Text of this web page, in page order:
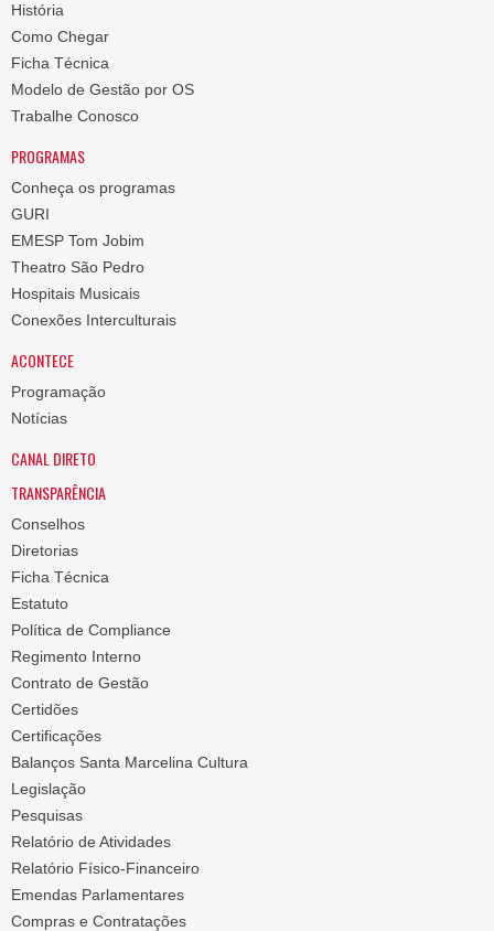
História
Como Chegar
Ficha Técnica
Modelo de Gestão por OS
Trabalhe Conosco
PROGRAMAS
Conheça os programas
GURI
EMESP Tom Jobim
Theatro São Pedro
Hospitais Musicais
Conexões Interculturais
ACONTECE
Programação
Notícias
CANAL DIRETO
TRANSPARÊNCIA
Conselhos
Diretorias
Ficha Técnica
Estatuto
Política de Compliance
Regimento Interno
Contrato de Gestão
Certidões
Certificações
Balanços Santa Marcelina Cultura
Legislação
Pesquisas
Relatório de Atividades
Relatório Físico-Financeiro
Emendas Parlamentares
Compras e Contratações